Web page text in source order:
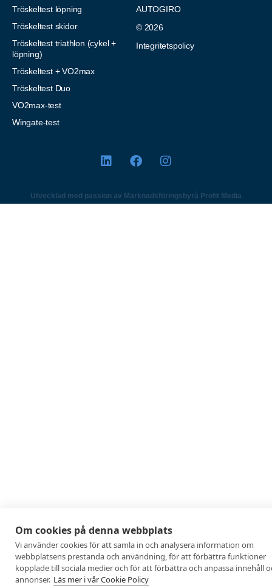
Om cookies på denna webbplats
Vi använder cookies för att samla in och analysera information om
webbplatsens prestanda och användning, för att förbättra funktioner
kopplade till sociala medier och för att förbättra och anpassa innehåll
annonser. Läs mer i vår Cookie Policy
Tröskeltest löpning
Tröskeltest skidor
Tröskeltest triathlon (cykel +
löpning)
Tröskeltest + VO2max
Tröskeltest Duo
VO2max-test
Wingate-test
AUTOGIRO
© 2026
Integritetspolicy
Utvecklad med passion av Marknadsföringsbyrå Profit Media